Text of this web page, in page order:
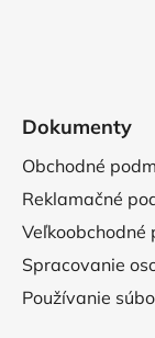
Dokumenty
Obchodné
Reklamačné
Veľkoobchodné
Spracovanie
Používanie